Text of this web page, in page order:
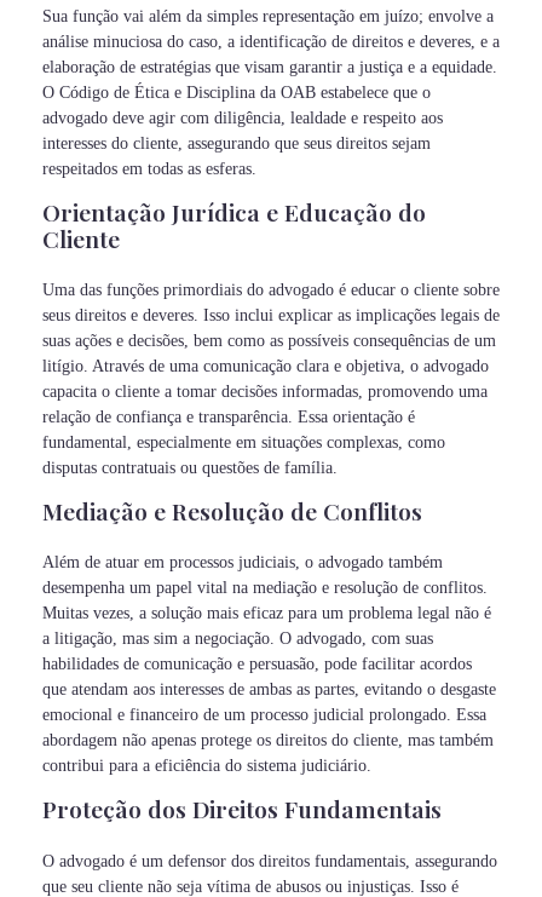
Sua função vai além da simples representação em juízo; envolve a
análise minuciosa do caso, a identificação de direitos e deveres, e a
elaboração de estratégias que visam garantir a justiça e a equidade.
O Código de Ética e Disciplina da OAB estabelece que o
advogado deve agir com diligência, lealdade e respeito aos
interesses do cliente, assegurando que seus direitos sejam
respeitados em todas as esferas.
Orientação Jurídica e Educação do
Cliente
Uma das funções primordiais do advogado é educar o cliente sobre
seus direitos e deveres. Isso inclui explicar as implicações legais de
suas ações e decisões, bem como as possíveis consequências de um
litígio. Através de uma comunicação clara e objetiva, o advogado
capacita o cliente a tomar decisões informadas, promovendo uma
relação de confiança e transparência. Essa orientação é
fundamental, especialmente em situações complexas, como
disputas contratuais ou questões de família.
Mediação e Resolução de Conflitos
Além de atuar em processos judiciais, o advogado também
desempenha um papel vital na mediação e resolução de conflitos.
Muitas vezes, a solução mais eficaz para um problema legal não é
a litigação, mas sim a negociação. O advogado, com suas
habilidades de comunicação e persuasão, pode facilitar acordos
que atendam aos interesses de ambas as partes, evitando o desgaste
emocional e financeiro de um processo judicial prolongado. Essa
abordagem não apenas protege os direitos do cliente, mas também
contribui para a eficiência do sistema judiciário.
Proteção dos Direitos Fundamentais
O advogado é um defensor dos direitos fundamentais, assegurando
que seu cliente não seja vítima de abusos ou injustiças. Isso é